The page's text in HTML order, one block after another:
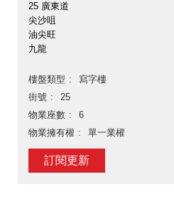
25 廣東道
尖沙咀
油尖旺
九龍
樓盤類型
寫字樓
街號
25
物業座數
6
物業擁有權
單一業權
訂閱更新